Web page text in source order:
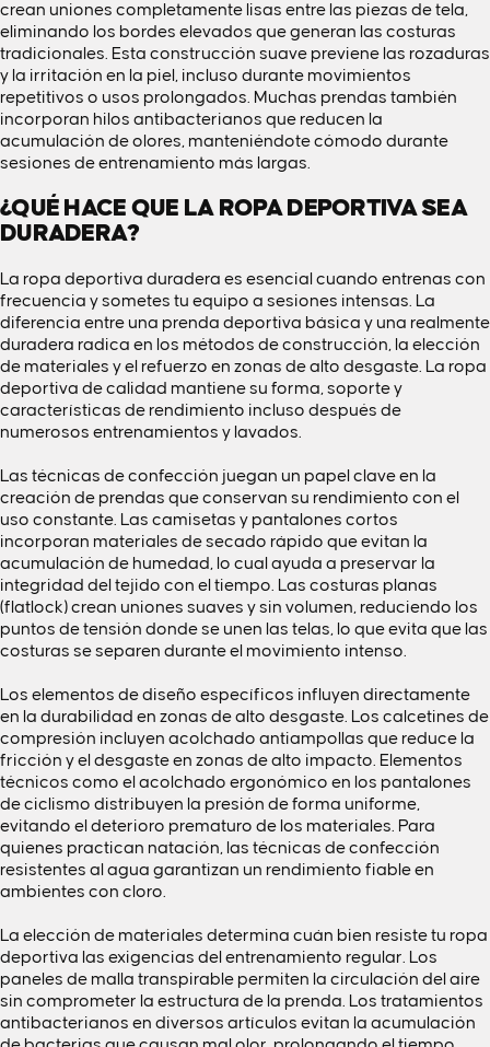
crean uniones completamente lisas entre las piezas de tela,
eliminando los bordes elevados que generan las costuras
tradicionales. Esta construcción suave previene las rozaduras
y la irritación en la piel, incluso durante movimientos
repetitivos o usos prolongados. Muchas prendas también
incorporan hilos antibacterianos que reducen la
acumulación de olores, manteniéndote cómodo durante
sesiones de entrenamiento más largas.
¿QUÉ HACE QUE LA ROPA DEPORTIVA SEA
DURADERA?
La ropa deportiva duradera es esencial cuando entrenas con
frecuencia y sometes tu equipo a sesiones intensas. La
diferencia entre una prenda deportiva básica y una realmente
duradera radica en los métodos de construcción, la elección
de materiales y el refuerzo en zonas de alto desgaste. La ropa
deportiva de calidad mantiene su forma, soporte y
características de rendimiento incluso después de
numerosos entrenamientos y lavados.
Las técnicas de confección juegan un papel clave en la
creación de prendas que conservan su rendimiento con el
uso constante. Las camisetas y pantalones cortos
incorporan materiales de secado rápido que evitan la
acumulación de humedad, lo cual ayuda a preservar la
integridad del tejido con el tiempo. Las costuras planas
(flatlock) crean uniones suaves y sin volumen, reduciendo los
puntos de tensión donde se unen las telas, lo que evita que las
costuras se separen durante el movimiento intenso.
Los elementos de diseño específicos influyen directamente
en la durabilidad en zonas de alto desgaste. Los calcetines de
compresión incluyen acolchado antiampollas que reduce la
fricción y el desgaste en zonas de alto impacto. Elementos
técnicos como el acolchado ergonómico en los pantalones
de ciclismo distribuyen la presión de forma uniforme,
evitando el deterioro prematuro de los materiales. Para
quienes practican natación, las técnicas de confección
resistentes al agua garantizan un rendimiento fiable en
ambientes con cloro.
La elección de materiales determina cuán bien resiste tu ropa
deportiva las exigencias del entrenamiento regular. Los
paneles de malla transpirable permiten la circulación del aire
sin comprometer la estructura de la prenda. Los tratamientos
antibacterianos en diversos artículos evitan la acumulación